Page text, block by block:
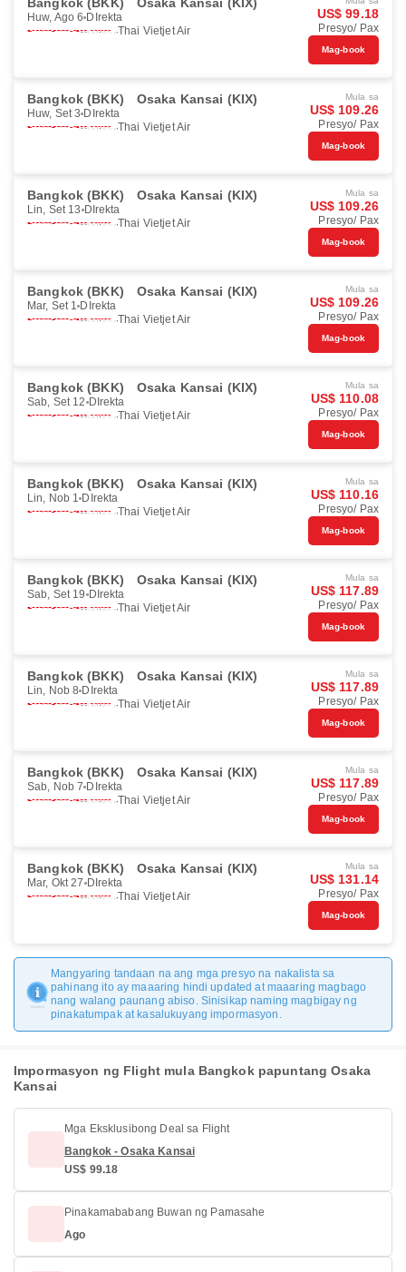
Huw, Ago 6 DIrekta
Thai Vietjet Air
US$ 99.18
Presyo/ Pax
Mag-book
Bangkok (BKK) Osaka Kansai (KIX)
Huw, Set 3 DIrekta
Thai Vietjet Air
Mula sa
US$ 109.26
Presyo/ Pax
Mag-book
Bangkok (BKK) Osaka Kansai (KIX)
Lin, Set 13 DIrekta
Thai Vietjet Air
Mula sa
US$ 109.26
Presyo/ Pax
Mag-book
Bangkok (BKK) Osaka Kansai (KIX)
Mar, Set 1 DIrekta
Thai Vietjet Air
Mula sa
US$ 109.26
Presyo/ Pax
Mag-book
Bangkok (BKK) Osaka Kansai (KIX)
Sab, Set 12 DIrekta
Thai Vietjet Air
Mula sa
US$ 110.08
Presyo/ Pax
Mag-book
Bangkok (BKK) Osaka Kansai (KIX)
Lin, Nob 1 DIrekta
Thai Vietjet Air
Mula sa
US$ 110.16
Presyo/ Pax
Mag-book
Bangkok (BKK) Osaka Kansai (KIX)
Sab, Set 19 DIrekta
Thai Vietjet Air
Mula sa
US$ 117.89
Presyo/ Pax
Mag-book
Bangkok (BKK) Osaka Kansai (KIX)
Lin, Nob 8 DIrekta
Thai Vietjet Air
Mula sa
US$ 117.89
Presyo/ Pax
Mag-book
Bangkok (BKK) Osaka Kansai (KIX)
Sab, Nob 7 DIrekta
Thai Vietjet Air
Mula sa
US$ 117.89
Presyo/ Pax
Mag-book
Bangkok (BKK) Osaka Kansai (KIX)
Mar, Okt 27 DIrekta
Thai Vietjet Air
Mula sa
US$ 131.14
Presyo/ Pax
Mag-book
Mangyaring tandaan na ang mga presyo na nakalista sa
pahinang ito ay maaaring hindi updated at maaaring magbago
nang walang paunang abiso. Sinisikap naming magbigay ng
pinakatumpak at kasalukuyang impormasyon.
Impormasyon ng Flight mula Bangkok papuntang Osaka
Kansai
Mga Eksklusibong Deal sa Flight
Bangkok - Osaka Kansai
US$ 99.18
Pinakamababang Buwan ng Pamasahe
Ago